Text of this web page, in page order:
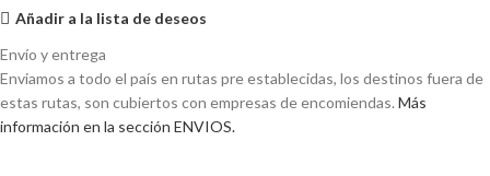
Añadir a la lista de deseos
Envío y entrega
Enviamos a todo el país en rutas pre establecidas, los destinos fuera de
estas rutas, son cubiertos con empresas de encomiendas. Más
información en la sección ENVIOS.